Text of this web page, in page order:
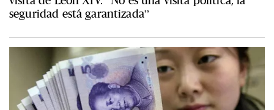
seguridad está garantizada”